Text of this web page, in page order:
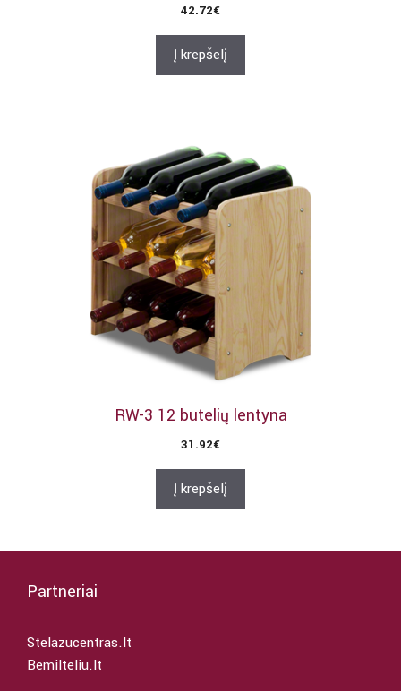
42.72€
Į krepšelį
RW-3 12 butelių lentyna
31.92€
Į krepšelį
Partneriai
Stelazucentras.lt
Bemilteliu.lt